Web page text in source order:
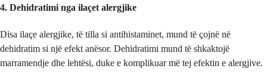
4. Dehidratimi nga ilaçet alergjike
Disa ilaçe alergjike, të tilla si antihistaminet, mund të çojnë në
dehidratim si një efekt anësor. Dehidratimi mund të shkaktojë
marramendje dhe lehtësi, duke e komplikuar më tej efektin e alergjive.